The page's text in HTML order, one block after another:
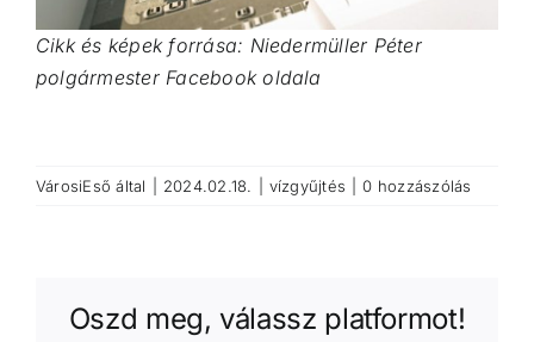
Cikk és képek forrása: Niedermüller Péter
polgármester Facebook oldala
VárosiEső által 2024.02.18. vízgyűjtés 0 hozzászólás
Oszd meg, válassz platformot!